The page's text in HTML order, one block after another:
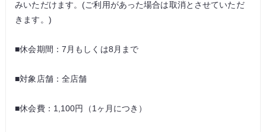
みいただけます。(ご利用があった場合は取消とさせていただ
きます。)
■休会期間：7月もしくは8月まで
■対象店舗：全店舗
■休会費：1,100円（1ヶ月につき）